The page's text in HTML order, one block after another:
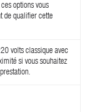
options vous
de qualifier cette
volts classique avec
si vous souhaitez